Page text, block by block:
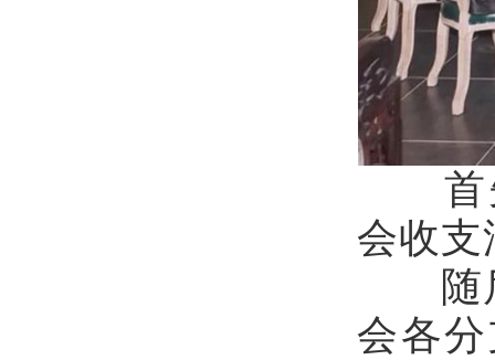
首先
会收支
随后
会各